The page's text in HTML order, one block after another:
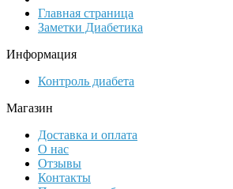
Главная страница
Заметки Диабетика
Информация
Контроль диабета
Магазин
Доставка и оплата
О нас
Отзывы
Контакты